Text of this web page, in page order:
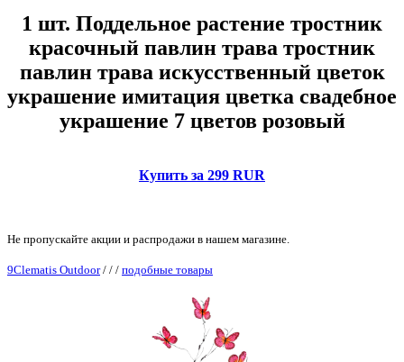
1 шт. Поддельное растение тростник
красочный павлин трава тростник
павлин трава искусственный цветок
украшение имитация цветка свадебное
украшение 7 цветов розовый
Купить за 299 RUR
Не пропускайте акции и распродажи в нашем магазине.
9Clematis Outdoor/ / / подобные товары